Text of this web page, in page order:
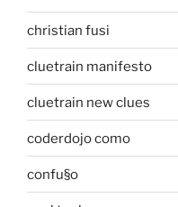
christian fusi
cluetrain manifesto
cluetrain new clues
coderdojo como
confu§o